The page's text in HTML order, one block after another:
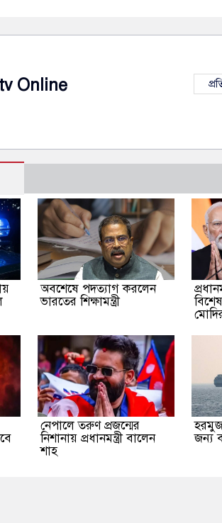
Online
অবশেষে পদত্যাগ করলেন
ভারতের শিক্ষামন্ত্রী
নেপালে তরুণ প্রজন্মের
নিশানায় প্রধানমন্ত্রী বালেন
শাহ
হরমুজ
জন্য